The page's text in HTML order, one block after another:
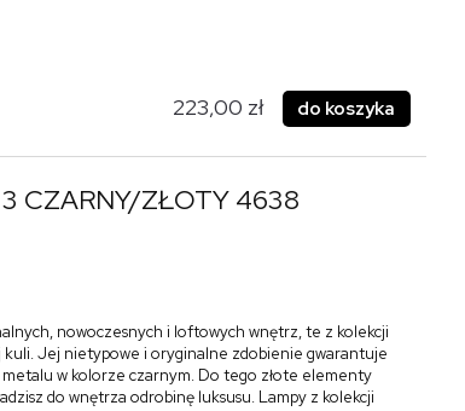
223,00 zł do koszyka
CZARNY/ZŁOTY 4638
nowoczesnych i loftowych wnętrz, te z kolekcji
kuli. Jej nietypowe i oryginalne zdobienie gwarantuje
w kolorze czarnym. Do tego złote elementy
do wnętrza odrobinę luksusu. Lampy z kolekcji